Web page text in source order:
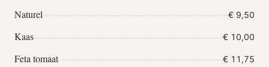
Naturel € 9,50
Kaas € 10,00
Feta tomaat € 11,75